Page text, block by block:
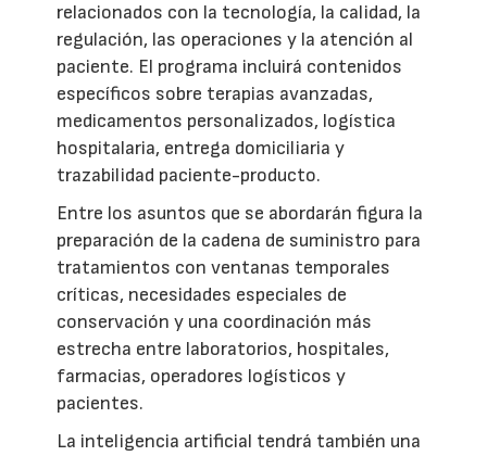
relacionados con la tecnología, la calidad, la
regulación, las operaciones y la atención al
paciente. El programa incluirá contenidos
específicos sobre terapias avanzadas,
medicamentos personalizados, logística
hospitalaria, entrega domiciliaria y
trazabilidad paciente-producto.
Entre los asuntos que se abordarán figura la
preparación de la cadena de suministro para
tratamientos con ventanas temporales
críticas, necesidades especiales de
conservación y una coordinación más
estrecha entre laboratorios, hospitales,
farmacias, operadores logísticos y
pacientes.
La inteligencia artificial tendrá también una